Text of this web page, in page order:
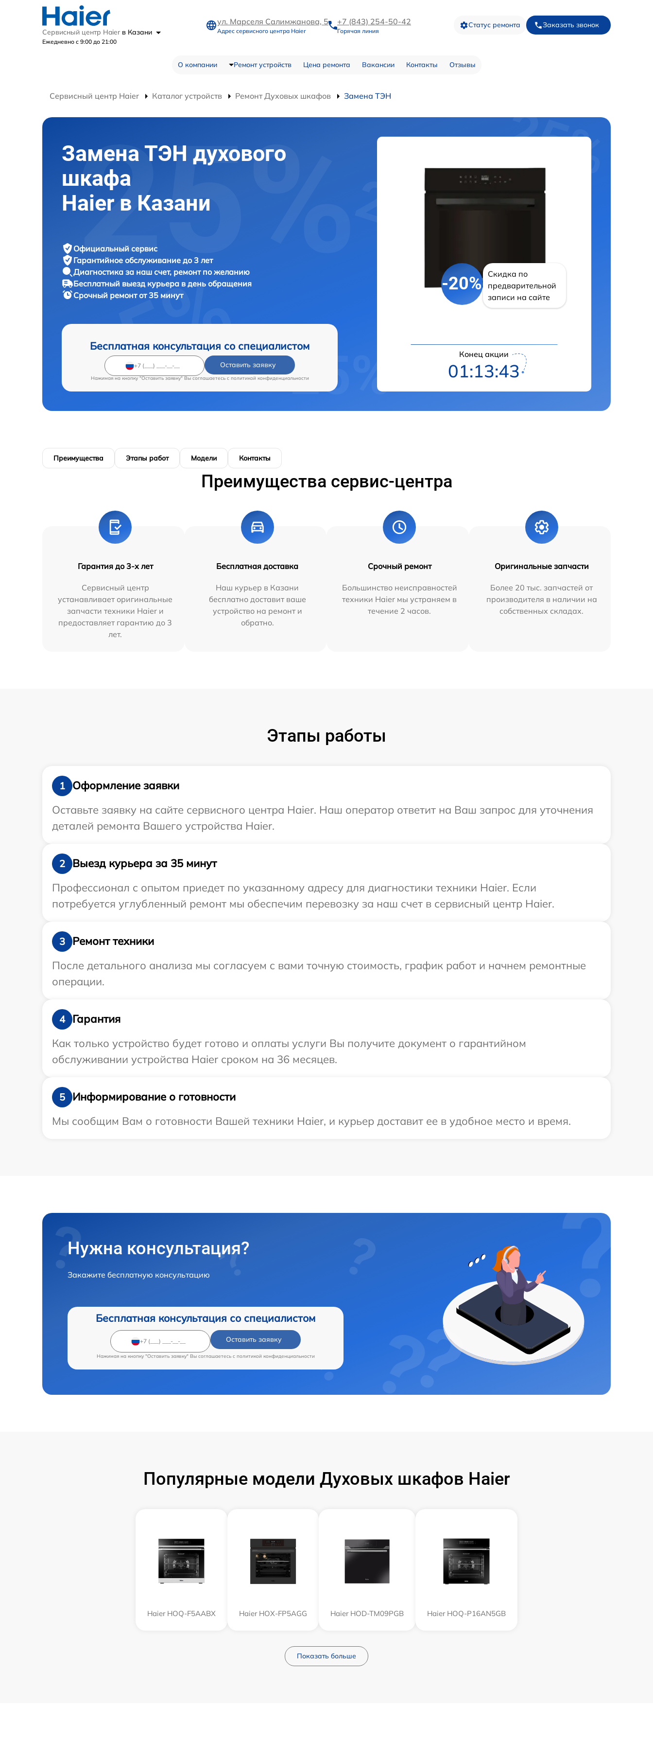
Сервисный центр Haier в Казани
Ежедневно с 9:00 до 21:00
ул. Марселя Салимжанова, 5
Адрес сервисного центра Haier
+7 (843) 254-50-42
Горячая линия
Статус ремонта Заказать звонок
О компании Ремонт устройств Цена ремонта Вакансии Контакты Отзывы
Сервисный центр Haier Каталог устройств Ремонт Духовых шкафов Замена ТЭН
Замена ТЭН духового
шкафа
Haier в Казани
Официальный сервис
Гарантийное обслуживание до 3 лет
Диагностика за наш счет, ремонт по желанию
Бесплатный выезд курьера в день обращения
Срочный ремонтот 35 минут
Бесплатная консультация со специалистом
Оставить заявку
Нажимая на кнопку "Оставить заявку" Вы соглашаетесь c политикой конфиденциальности
-20%
Скидка по
предварительной
записи на сайте
Конец акции
01:13:42
Преимущества Этапы работ Модели Контакты
Преимущества сервис-центра
Гарантия до 3-х лет
Сервисный центр
устанавливает оригинальные
запчасти техники Haier и
предоставляет гарантию до 3
лет.
Бесплатная доставка
Наш курьер в Казани
бесплатно доставит ваше
устройство на ремонт и
обратно.
Срочный ремонт
Большинство неисправностей
техники Haier мы устраняем в
течение 2 часов.
Оригинальные запчасти
Более 20 тыс. запчастей от
производителя в наличии на
собственных складах.
Этапы работы
1
Оформление заявки
Оставьте заявку на сайте сервисного центра Haier. Наш оператор ответит на Ваш запрос для уточнения
деталей ремонта Вашего устройства Haier.
2
Выезд курьера за 35 минут
Профессионал с опытом приедет по указанному адресу для диагностики техники Haier. Если
потребуется углубленный ремонт мы обеспечим перевозку за наш счет в сервисный центр Haier.
3
Ремонт техники
После детального анализа мы согласуем с вами точную стоимость, график работ и начнем ремонтные
операции.
4
Гарантия
Как только устройство будет готово и оплаты услуги Вы получите документ о гарантийном
обслуживании устройства Haier сроком на 36 месяцев.
5
Информирование о готовности
Мы сообщим Вам о готовности Вашей техники Haier, и курьер доставит ее в удобное место и время.
Нужна консультация?
Закажите бесплатную консультацию
Бесплатная консультация со специалистом
Оставить заявку
Нажимая на кнопку "Оставить заявку" Вы соглашаетесь c политикой конфиденциальности
Популярные модели Духовых шкафов Haier
Haier HOQ-F5AABX Haier HOX-FP5AGG Haier HOD-TM09PGB Haier HOQ-P16AN5GB
Показать больше